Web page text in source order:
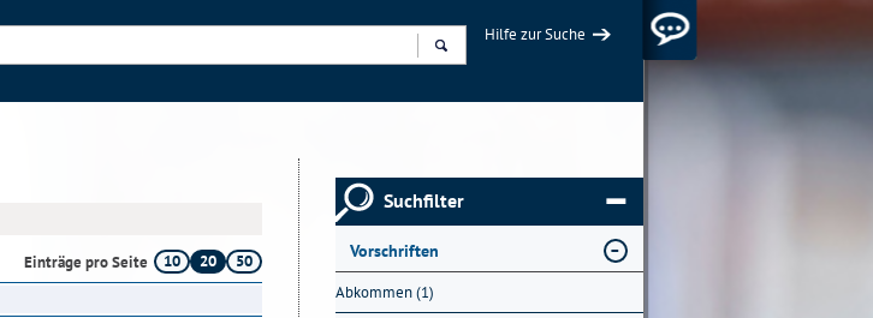
Hilfe zur Suche
Einträge pro Seite 10 20
50
Suchfilter
Vorschriften
Abkommen (1)